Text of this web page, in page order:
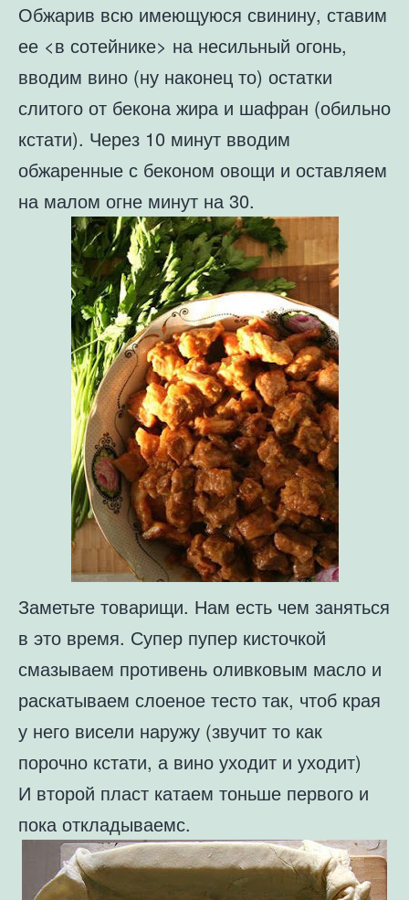
Обжарив всю имеющуюся свинину, ставим
ее <в сотейнике> на несильный огонь,
вводим вино (ну наконец то) остатки
слитого от бекона жира и шафран (обильно
кстати). Через 10 минут вводим
обжаренные с беконом овощи и оставляем
на малом огне минут на 30.
Заметьте товарищи. Нам есть чем заняться
в это время. Супер пупер кисточкой
смазываем противень оливковым масло и
раскатываем слоеное тесто так, чтоб края
у него висели наружу (звучит то как
порочно кстати, а вино уходит и уходит)
И второй пласт катаем тоньше первого и
пока откладываемс.